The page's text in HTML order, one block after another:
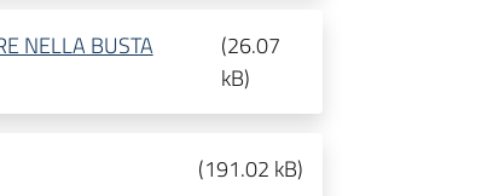
NELLA BUSTA
(26.07
kB)
(191.02 kB)